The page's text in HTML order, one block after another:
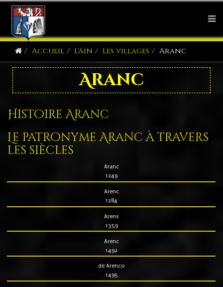
Accueil L'Ain Les villages Aranc
Aranc
Histoire Aranc
Le patronyme Aranc à travers
les siècles
Aranc
1249
Arenc
1284
Arens
1359
Arenc
1492
de Arenco
1495